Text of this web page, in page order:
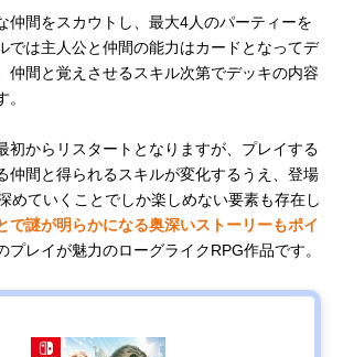
仲間をスカウトし、最大4人のパーティーを
では主人公と仲間の能力はカードとなってデ
仲間と覚えさせるスキル次第でデッキの内容
初からリスタートとなりますが、プレイする
仲間と得られるスキルが変化するうえ、登場
めていくことでしか楽しめない要素も存在し
で謎が明らかになる奥深いストーリーもポイ
プレイが魅力のローグライクRPG作品です。